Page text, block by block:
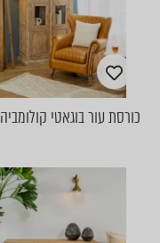
כורסת עור בוגאטי קולומביה